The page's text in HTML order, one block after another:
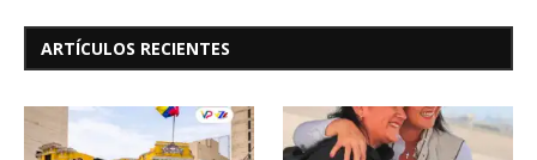
ARTÍCULOS RECIENTES